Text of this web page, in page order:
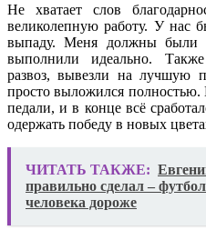
Не хватает слов
великолепную работу. У нас
выпаду. Меня должны были
выполнили идеально.
развоз, вывезли на лучшую
просто выложился полностью.
педали, и в конце всё
одержать победу в новых
ЧИТАТЬ ТАКЖЕ:
правильно сделал –
человека дороже